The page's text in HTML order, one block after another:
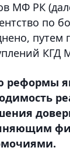
МФ РК
по
КГД
реформы